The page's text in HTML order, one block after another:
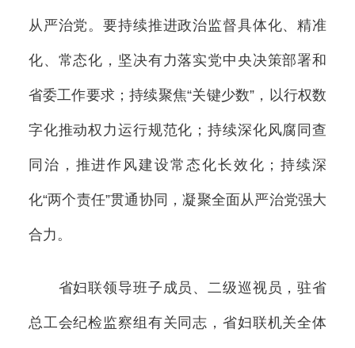
从严治党。要持续推进政治监督具体化、精准
化、常态化，坚决有力落实党中央决策部署和
省委工作要求；持续聚焦“关键少数”，以行权数
字化推动权力运行规范化；持续深化风腐同查
同治，推进作风建设常态化长效化；持续深
化“两个责任”贯通协同，凝聚全面从严治党强大
合力。
省妇联领导班子成员、二级巡视员，驻省
总工会纪检监察组有关同志，省妇联机关全体